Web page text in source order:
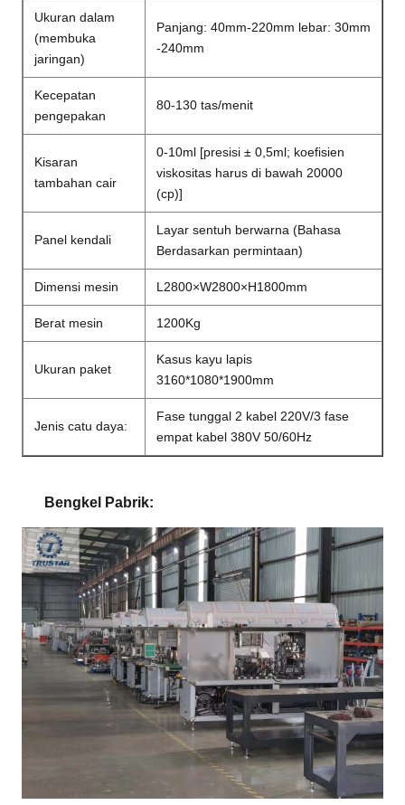
Ukuran dalam
(membuka
jaringan)
Panjang: 40mm-220mm lebar: 30mm
-240mm
Kecepatan
pengepakan
80-130 tas/menit
Kisaran
tambahan cair
0-10ml [presisi ± 0,5ml; koefisien
viskositas harus di bawah 20000
(cp)]
Panel kendali
Layar sentuh berwarna (Bahasa
Berdasarkan permintaan)
Dimensi mesin L2800×W2800×H1800mm
Berat mesin 1200Kg
Ukuran paket
Kasus kayu lapis
3160*1080*1900mm
Jenis catu daya:
Fase tunggal 2 kabel 220V/3 fase
empat kabel 380V 50/60Hz
Bengkel Pabrik: